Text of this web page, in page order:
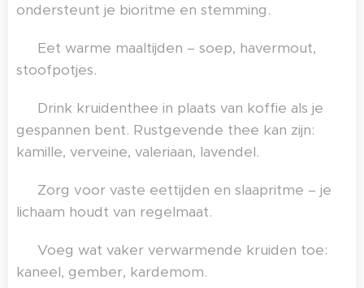
ondersteunt je bioritme en stemming.
✨ Eet warme maaltijden – soep, havermout,
stoofpotjes.
✨ Drink kruidenthee in plaats van koffie als je
gespannen bent. Rustgevende thee kan zijn:
kamille, verveine, valeriaan, lavendel.
✨ Zorg voor vaste eettijden en slaapritme – je
lichaam houdt van regelmaat.
✨ Voeg wat vaker verwarmende kruiden toe:
kaneel, gember, kardemom.